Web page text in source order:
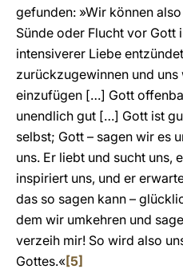
gefunden: »Wir können
Sünde oder Flucht vor Gott
intensiverer Liebe
zurückzugewinnen und
einzufügen […] Gott
unendlich gut […] Gott ist
selbst; Gott – sagen wir es
uns. Er liebt und sucht uns,
inspiriert uns, und er
das so sagen kann –
dem wir umkehren und
verzeih mir! So wird also
Gottes.«[5]